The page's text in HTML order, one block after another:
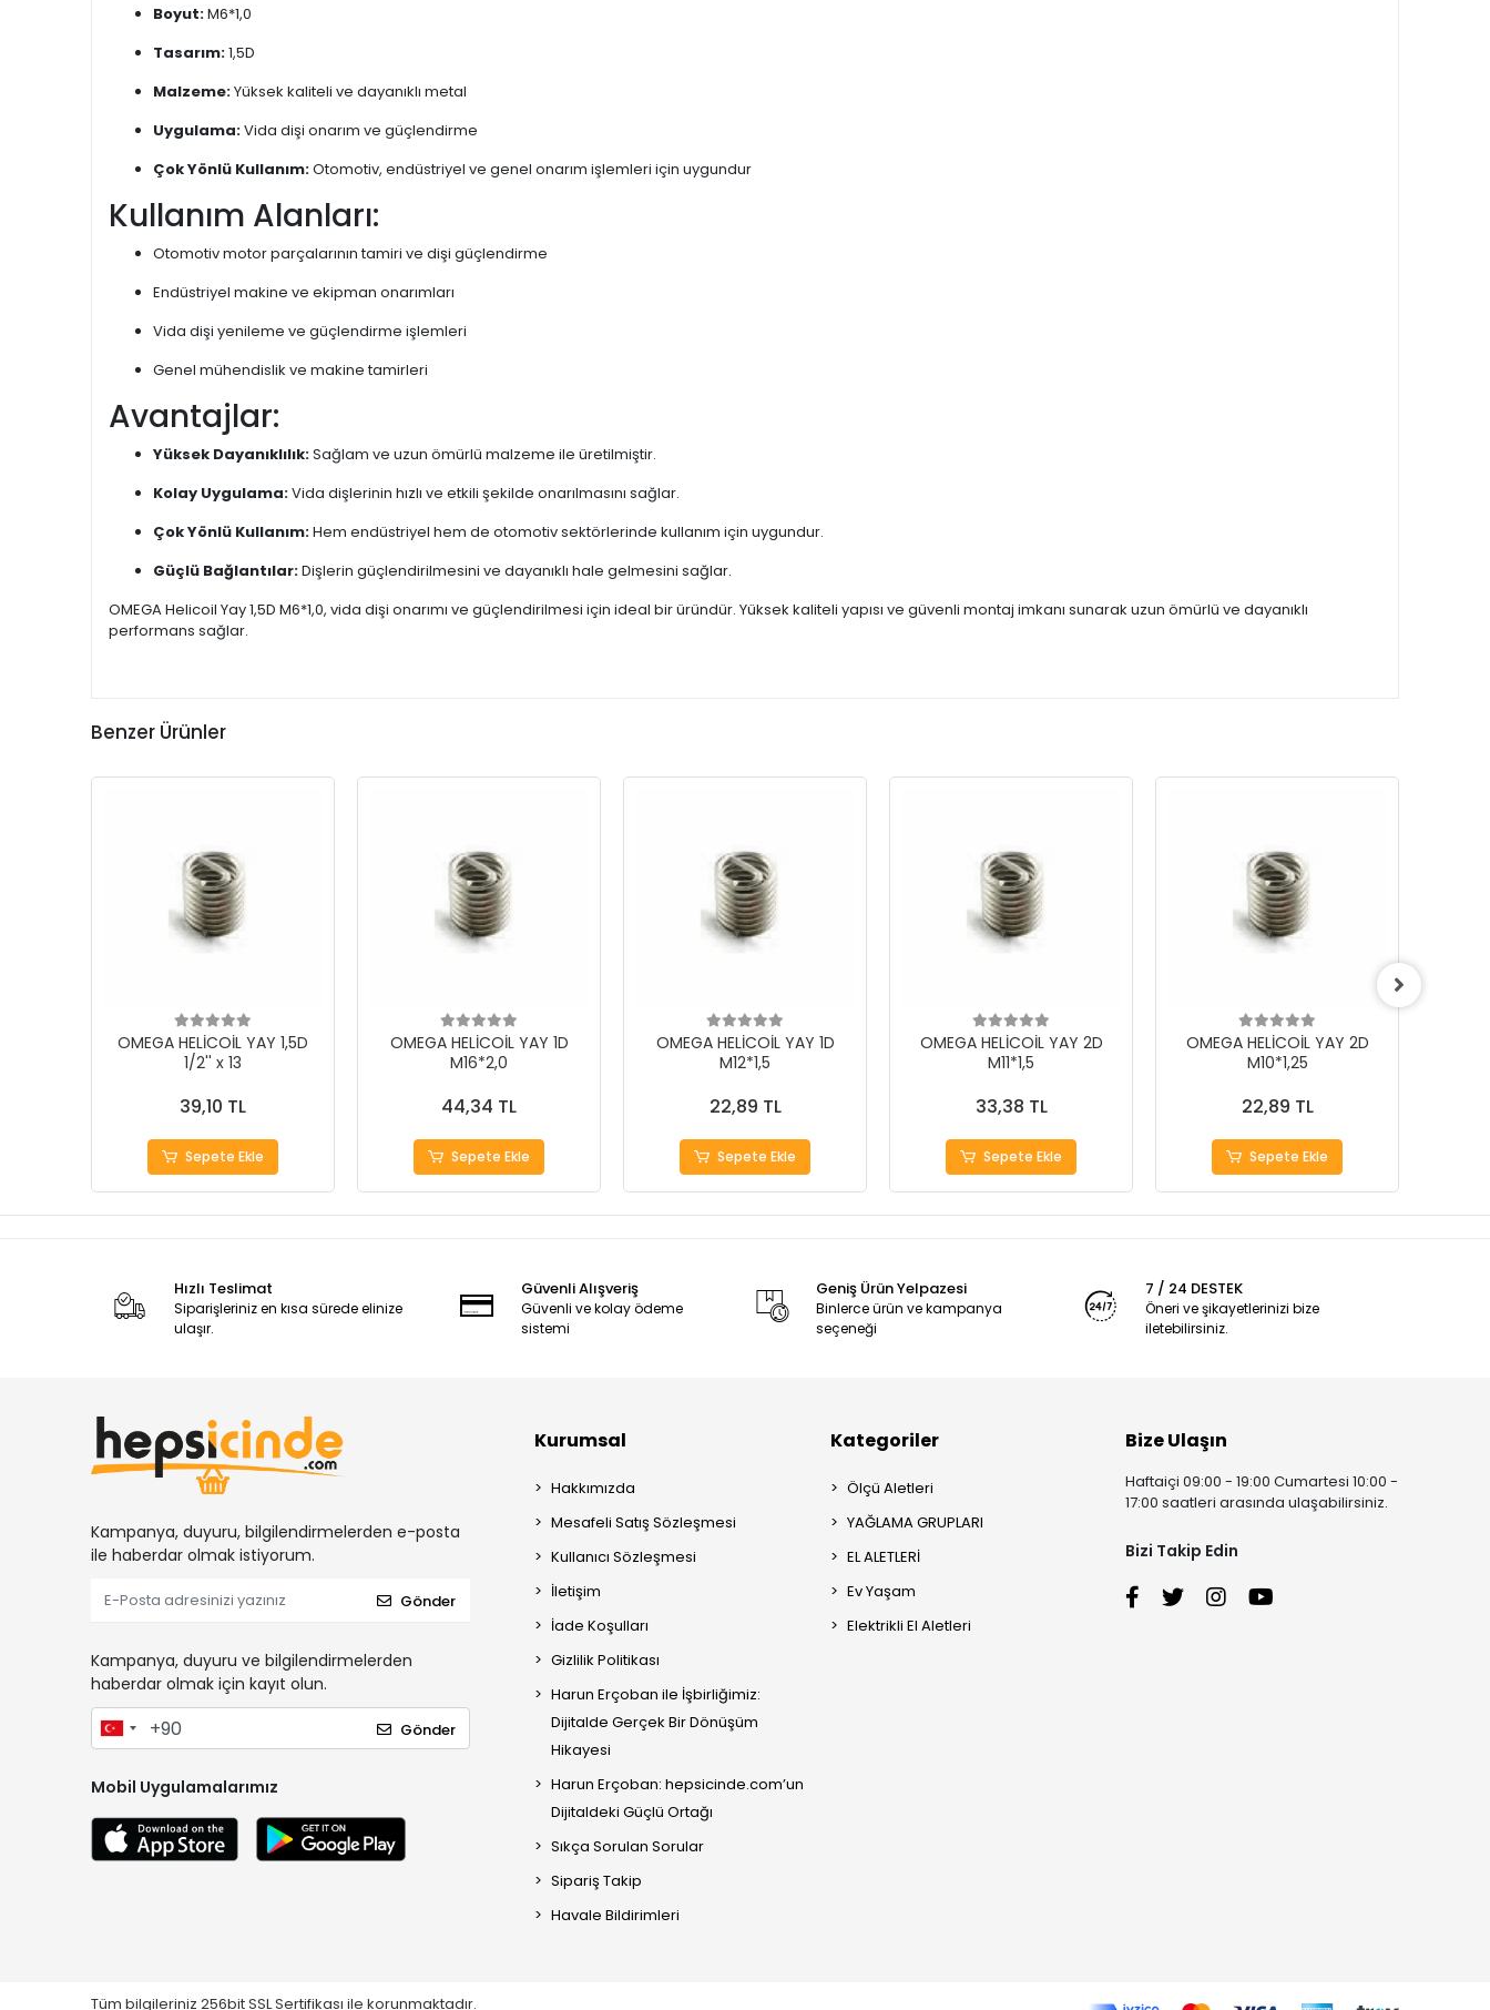
Boyut:M6*1,0
Tasarım:1,5D
Malzeme:Yüksek kaliteli ve dayanıklı metal
Uygulama:Vida dişi onarım ve güçlendirme
Çok Yönlü Kullanım:Otomotiv, endüstriyel ve genel onarım işlemleri için uygundur
Kullanım Alanları:
Otomotiv motor parçalarının tamiri ve dişi güçlendirme
Endüstriyel makine ve ekipman onarımları
Vida dişi yenileme ve güçlendirme işlemleri
Genel mühendislik ve makine tamirleri
Avantajlar:
Yüksek Dayanıklılık:Sağlam ve uzun ömürlü malzeme ile üretilmiştir.
Kolay Uygulama:Vida dişlerinin hızlı ve etkili şekilde onarılmasını sağlar.
Çok Yönlü Kullanım:Hem endüstriyel hem de otomotiv sektörlerinde kullanım için uygundur.
Güçlü Bağlantılar:Dişlerin güçlendirilmesini ve dayanıklı hale gelmesini sağlar.
OMEGA Helicoil Yay 1,5D M6*1,0, vida dişi onarımı ve güçlendirilmesi için ideal bir üründür. Yüksek kaliteli yapısı ve güvenli montaj imkanı sunarak uzun ömürlü ve dayanıklı
performans sağlar.
Benzer Ürünler
OMEGA HELİCOİL YAY 1,5D
1/2'' x 13
39,10 TL
Sepete Ekle
OMEGA HELİCOİL YAY 1D
M16*2,0
44,34 TL
Sepete Ekle
OMEGA HELİCOİL YAY 1D
M12*1,5
22,89 TL
Sepete Ekle
OMEGA HELİCOİL YAY 2D
M11*1,5
33,38 TL
Sepete Ekle
OMEGA HELİCOİL YAY 2D
M10*1,25
22,89 TL
Sepete Ekle
Hızlı Teslimat
Siparişleriniz en kısa sürede elinize
ulaşır.
Güvenli Alışveriş
Güvenli ve kolay ödeme
sistemi
Geniş Ürün Yelpazesi
Binlerce ürün ve kampanya
seçeneği
7 / 24 DESTEK
Öneri ve şikayetlerinizi bize
iletebilirsiniz.
Kampanya, duyuru, bilgilendirmelerden e-posta
ile haberdar olmak istiyorum.
Gönder
Kampanya, duyuru ve bilgilendirmelerden
haberdar olmak için kayıt olun.
Gönder
Mobil Uygulamalarımız
Kurumsal
Hakkımızda
Mesafeli Satış Sözleşmesi
Kullanıcı Sözleşmesi
İletişim
İade Koşulları
Gizlilik Politikası
Harun Erçoban ile İşbirliğimiz:
Dijitalde Gerçek Bir Dönüşüm
Hikayesi
Harun Erçoban: hepsicinde.com’un
Dijitaldeki Güçlü Ortağı
Sıkça Sorulan Sorular
Sipariş Takip
Havale Bildirimleri
Kategoriler
Ölçü Aletleri
YAĞLAMA GRUPLARI
EL ALETLERİ
Ev Yaşam
Elektrikli El Aletleri
Bize Ulaşın
Haftaiçi 09:00 - 19:00 Cumartesi 10:00 -
17:00 saatleri arasında ulaşabilirsiniz.
Bizi Takip Edin
Tüm bilgileriniz 256bit SSL Sertifikası ile korunmaktadır.